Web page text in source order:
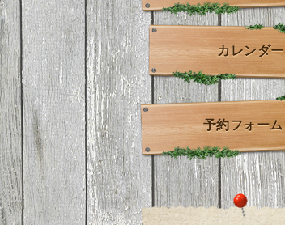
カレンダー
予約フォーム